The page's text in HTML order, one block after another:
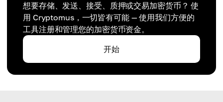
想要存储、发送、接受、质押或交易加密货币？ 使
用 Cryptomus，一切皆有可能 — 使用我们方便的
工具注册和管理您的加密货币资金。
开始